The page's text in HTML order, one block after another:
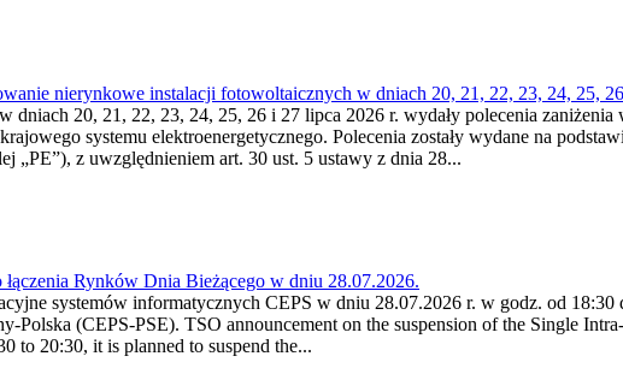
nierynkowe instalacji fotowoltaicznych w dniach 20, 21, 22, 23, 24, 25,
dniach 20, 21, 22, 23, 24, 25, 26 i 27 lipca 2026 r. wydały polecenia
systemu elektroenergetycznego. Polecenia zostały wydane na
„PE”), z uwzględnieniem art. 30 ust. 5 ustawy z dnia 28...
Rynków Dnia Bieżącego w dniu 28.07.2026.
systemów informatycznych CEPS w dniu 28.07.2026 r. w godz. od
Polska (CEPS-PSE). TSO announcement on the suspension of the Single
to 20:30, it is planned to suspend the...